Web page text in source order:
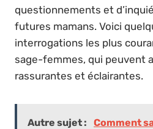
questionnements et
futures mamans. Voici
interrogations les plus
sage-femmes, qui peuvent
rassurantes et éclairantes.
Autre sujet :
Comment